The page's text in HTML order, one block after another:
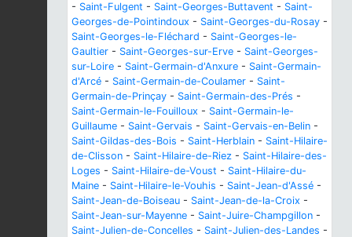
- Saint-Fulgent - Saint-Georges-Buttavent - Saint-
Georges-de-Pointindoux - Saint-Georges-du-Rosay -
Saint-Georges-le-Fléchard - Saint-Georges-le-
Gaultier - Saint-Georges-sur-Erve - Saint-Georges-
sur-Loire - Saint-Germain-d'Anxure - Saint-Germain-
d'Arcé - Saint-Germain-de-Coulamer - Saint-
Germain-de-Prinçay - Saint-Germain-des-Prés -
Saint-Germain-le-Fouilloux - Saint-Germain-le-
Guillaume - Saint-Gervais - Saint-Gervais-en-Belin -
Saint-Gildas-des-Bois - Saint-Herblain - Saint-Hilaire-
de-Clisson - Saint-Hilaire-de-Riez - Saint-Hilaire-des-
Loges - Saint-Hilaire-de-Voust - Saint-Hilaire-du-
Maine - Saint-Hilaire-le-Vouhis - Saint-Jean-d'Assé -
Saint-Jean-de-Boiseau - Saint-Jean-de-la-Croix -
Saint-Jean-sur-Mayenne - Saint-Juire-Champgillon -
Saint-Julien-de-Concelles - Saint-Julien-des-Landes -